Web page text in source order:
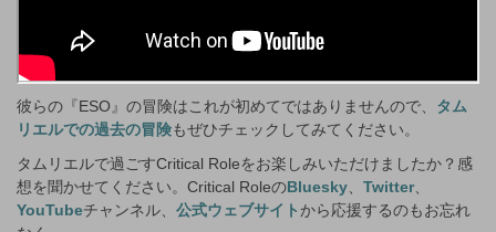
彼らの『ESO』の冒険はこれが初めてではありませんので、 タム
リエルでの過去の冒険もぜひチェックしてみてください。
タムリエルで過ごすCritical Roleをお楽しみいただけましたか？感
想を聞かせてください。Critical RoleのBluesky Twitter、
YouTubeチャンネル、 公式ウェブサイトから応援するのもお忘れ